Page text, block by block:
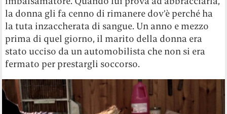
la donna gli fa cenno di rimanere dov’è perché ha
la tuta inzaccherata di sangue. Un anno e mezzo
prima di quel giorno, il marito della donna era
stato ucciso da un automobilista che non si era
fermato per prestargli soccorso.